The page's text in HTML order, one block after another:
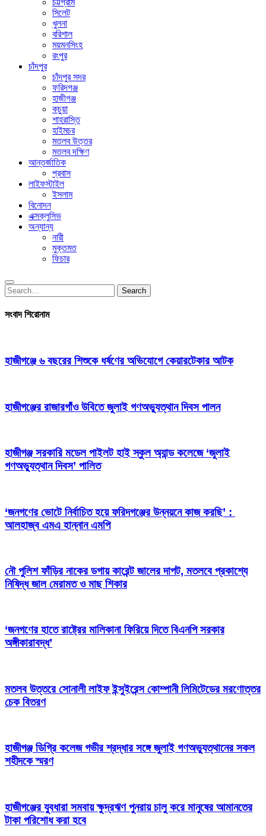
চট্টগ্রাম
সিলেট
খুলনা
বরিশাল
ময়মনসিংহ
রংপুর
চাঁদপুর
চাঁদপুর সদর
ফরিদগঞ্জ
হাজীগঞ্জ
কচুয়া
শাহরাস্তি
হাইমচর
মতলব উত্তর
মতলব দক্ষিণ
আন্তর্জাতিক
প্রবাস
লাইফস্টাইল
ইসলাম
বিনোদন
এক্সক্লুসিভ
অন্যান্য
নারী
মুক্তমত
ফিচার
Search
for:
Search
সংবাদ শিরোনাম
হাজীগঞ্জে ৬ বছরের শিশুকে ধর্ষণের অভিযোগে কেয়ারটেকার আটক
হাজীগঞ্জের রাজারগাঁও উবিতে জুলাই গণঅভ্যুত্থান দিবস পালন
হাজীগঞ্জ সরকারি মডেল পাইলট হাই স্কুল অ্যান্ড কলেজে ‘জুলাই
গণঅভ্যুত্থান দিবস’ পালিত
‘জনগণের ভোটে নির্বাচিত হয়ে ফরিদগঞ্জের উন্নয়নে কাজ করছি’ :
আলহাজ্ব এমএ হান্নান এমপি
নৌ পুলিশ ফাঁড়ির নাকের ডগায় কারেন্ট জালের দাপট, মতলবে প্রকাশ্যে
নিষিদ্ধ জাল মেরামত ও মাছ শিকার
‘জনগণের হাতে রাষ্ট্রের মালিকানা ফিরিয়ে দিতে বিএনপি সরকার
অঙ্গীকারাবদ্ধ’
মতলব উত্তরে সোনালী লাইফ ইন্সুইরেন্স কোম্পানী লিমিটেডের মরণোত্তর
চেক বিতরণ
হাজীগঞ্জ ডিগ্রি কলেজ গভীর শ্রদ্ধার সঙ্গে জুলাই গণঅভ্যুত্থানের সকল
শহীদকে স্মরণ
হাজীগঞ্জের যুবধারা সমবায় ক্ষুদ্রঋণ পুনরায় চালু করে মানুষের আমানতের
টাকা পরিশোধ করা হবে